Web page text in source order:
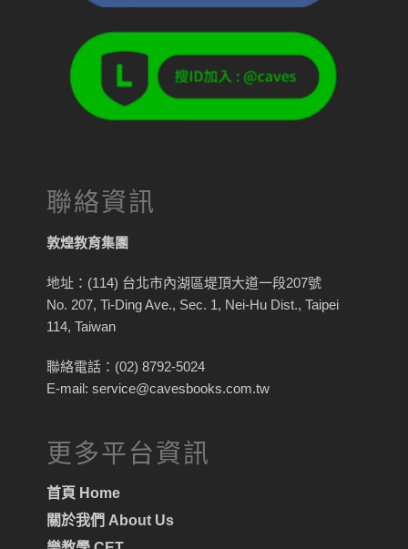
聯絡資訊
敦煌教育集團
地址：(114) 台北市內湖區堤頂大道一段207號
No. 207, Ti-Ding Ave., Sec. 1, Nei-Hu Dist., Taipei
114, Taiwan
聯絡電話：(02) 8792-5024
E-mail: service@cavesbooks.com.tw
更多平台資訊
首頁 Home
關於我們 About Us